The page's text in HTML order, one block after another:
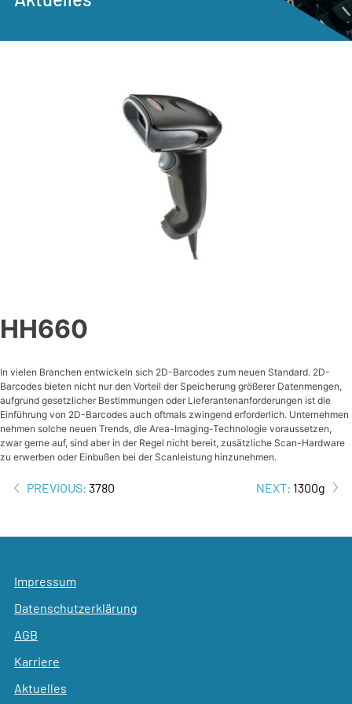
HH660
In vielen Branchen entwickeln sich 2D-Barcodes zum neuen Standard. 2D-
Barcodes bieten nicht nur den Vorteil der Speicherung größerer Datenmengen,
aufgrund gesetzlicher Bestimmungen oder Lieferantenanforderungen ist die
Einführung von 2D-Barcodes auch oftmals zwingend erforderlich. Unternehmen
nehmen solche neuen Trends, die Area-Imaging-Technologie voraussetzen,
zwar gerne auf, sind aber in der Regel nicht bereit, zusätzliche Scan-Hardware
zu erwerben oder Einbußen bei der Scanleistung hinzunehmen.
Beitrags-
PREVIOUS: 3780 NEXT: 1300g
Impressum
Datenschutzerklärung
AGB
Karriere
Aktuelles